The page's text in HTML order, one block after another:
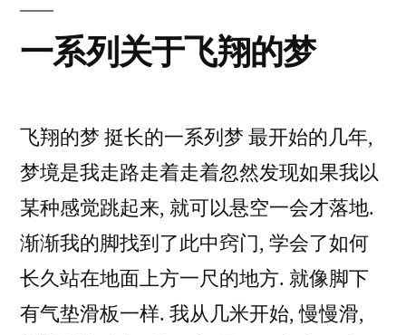
一系列关于飞翔的梦
飞翔的梦 挺长的一系列梦 最开始的几年,
梦境是我走路走着走着忽然发现如果我以
某种感觉跳起来, 就可以悬空一会才落地.
渐渐我的脚找到了此中窍门, 学会了如何
长久站在地面上方一尺的地方. 就像脚下
有气垫滑板一样. 我从几米开始, 慢慢滑,